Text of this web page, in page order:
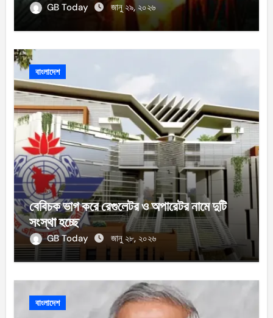
GB Today জানু ২৯, ২০২৬
বাংলাদেশ
বেবিচক ভাগ করে রেগুলেটর ও অপারেটর নামে দুটি
সংস্থা হচ্ছে
GB Today জানু ২৮, ২০২৬
বাংলাদেশ